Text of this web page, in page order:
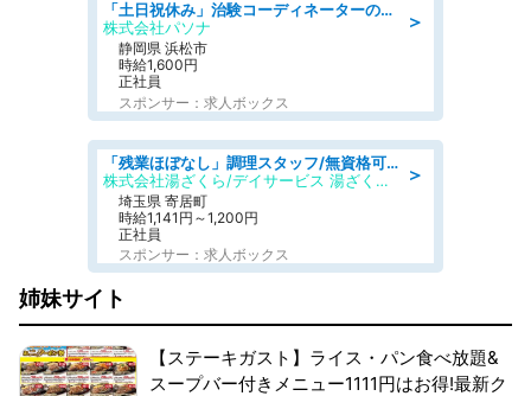
＞
「土日祝休み」治験コーディネーターのお仕事/未経験OK
株式会社パソナ
静岡県 浜松市
時給1,600円
正社員
スポンサー：求人ボックス
＞
「残業ほぼなし」調理スタッフ/無資格可/正職員/日勤のみ/デイサービス/社会保障完備
株式会社湯ざくら/デイサービス 湯ざくらケアリゾート
埼玉県 寄居町
時給1,141円～1,200円
正社員
スポンサー：求人ボックス
姉妹サイト
【ステーキガスト】ライス・パン食べ放題&
スープバー付きメニュー1111円はお得!最新ク